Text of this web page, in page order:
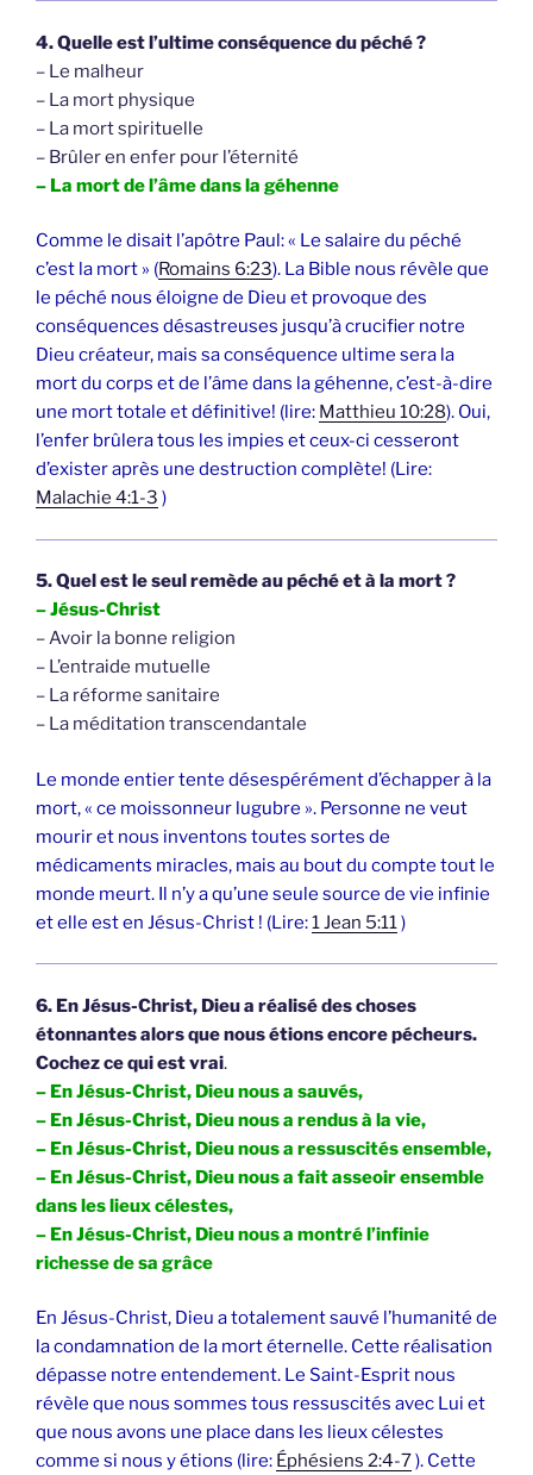
4. Quelle est l’ultime conséquence du péché ?
– Le malheur
– La mort physique
– La mort spirituelle
– Brûler en enfer pour l’éternité
– La mort de l’âme dans la géhenne
Comme le disait l’apôtre Paul: « Le salaire du péché
c’est la mort » (Romains 6:23). La Bible nous révèle que
le péché nous éloigne de Dieu et provoque des
conséquences désastreuses jusqu’à crucifier notre
Dieu créateur, mais sa conséquence ultime sera la
mort du corps et de l’âme dans la géhenne, c’est-à-dire
une mort totale et définitive! (lire: Matthieu 10:28). Oui,
l’enfer brûlera tous les impies et ceux-ci cesseront
d’exister après une destruction complète! (Lire:
Malachie 4:1-3 )
5. Quel est le seul remède au péché et à la mort ?
– Jésus-Christ
– Avoir la bonne religion
– L’entraide mutuelle
– La réforme sanitaire
– La méditation transcendantale
Le monde entier tente désespérément d’échapper à la
mort, « ce moissonneur lugubre ». Personne ne veut
mourir et nous inventons toutes sortes de
médicaments miracles, mais au bout du compte tout le
monde meurt. Il n’y a qu’une seule source de vie infinie
et elle est en Jésus-Christ ! (Lire:1 Jean 5:11 )
6. En Jésus-Christ, Dieu a réalisé des choses
étonnantes alors que nous étions encore pécheurs.
Cochez ce qui est vrai.
– En Jésus-Christ, Dieu nous a sauvés,
– En Jésus-Christ, Dieu nous a rendus à la vie,
– En Jésus-Christ, Dieu nous a ressuscités ensemble,
– En Jésus-Christ, Dieu nous a fait asseoir ensemble
dans les lieux célestes,
– En Jésus-Christ, Dieu nous a montré l’infinie
richesse de sa grâce
En Jésus-Christ, Dieu a totalement sauvé l’humanité de
la condamnation de la mort éternelle. Cette réalisation
dépasse notre entendement. Le Saint-Esprit nous
révèle que nous sommes tous ressuscités avec Lui et
que nous avons une place dans les lieux célestes
comme si nous y étions (lire: Éphésiens 2:4-7). Cette